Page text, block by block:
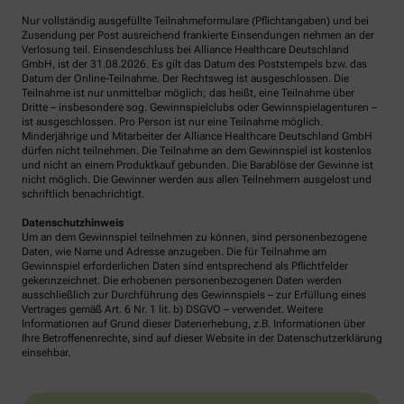
Nur vollständig ausgefüllte Teilnahmeformulare (Pflichtangaben) und bei
Zusendung per Post ausreichend frankierte Einsendungen nehmen an der
Verlosung teil. Einsendeschluss bei Alliance Healthcare Deutschland
GmbH, ist der 31.08.2026. Es gilt das Datum des Poststempels bzw. das
Datum der Online-Teilnahme. Der Rechtsweg ist ausgeschlossen. Die
Teilnahme ist nur unmittelbar möglich; das heißt, eine Teilnahme über
Dritte – insbesondere sog. Gewinnspielclubs oder Gewinnspielagenturen –
ist ausgeschlossen. Pro Person ist nur eine Teilnahme möglich.
Minderjährige und Mitarbeiter der Alliance Healthcare Deutschland GmbH
dürfen nicht teilnehmen. Die Teilnahme an dem Gewinnspiel ist kostenlos
und nicht an einem Produktkauf gebunden. Die Barablöse der Gewinne ist
nicht möglich. Die Gewinner werden aus allen Teilnehmern ausgelost und
schriftlich benachrichtigt.
Datenschutzhinweis
Um an dem Gewinnspiel teilnehmen zu können, sind personenbezogene
Daten, wie Name und Adresse anzugeben. Die für Teilnahme am
Gewinnspiel erforderlichen Daten sind entsprechend als Pflichtfelder
gekennzeichnet. Die erhobenen personenbezogenen Daten werden
ausschließlich zur Durchführung des Gewinnspiels – zur Erfüllung eines
Vertrages gemäß Art. 6 Nr. 1 lit. b) DSGVO – verwendet. Weitere
Informationen auf Grund dieser Datenerhebung, z.B. Informationen über
Ihre Betroffenenrechte, sind auf dieser Website in der Datenschutzerklärung
einsehbar.